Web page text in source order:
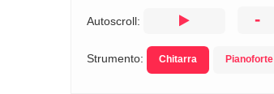
Autoscroll: -
Strumento: Chitarra Pianoforte